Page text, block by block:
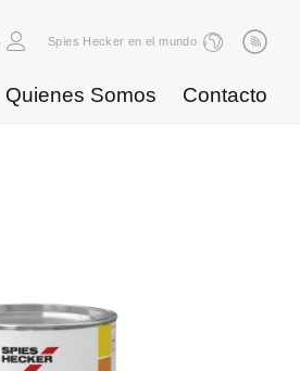
Spies Hecker en el mundo
Quienes Somos Contacto